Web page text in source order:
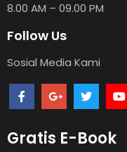
8.00 AM – 09.00 PM
Follow Us
Sosial Media Kami
Gratis E-Book